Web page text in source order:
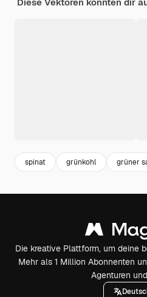
spinat grünkohl grüner
Die kreative Plattform, um deine
Mehr als 1 Million Abonnenten
Agenturen